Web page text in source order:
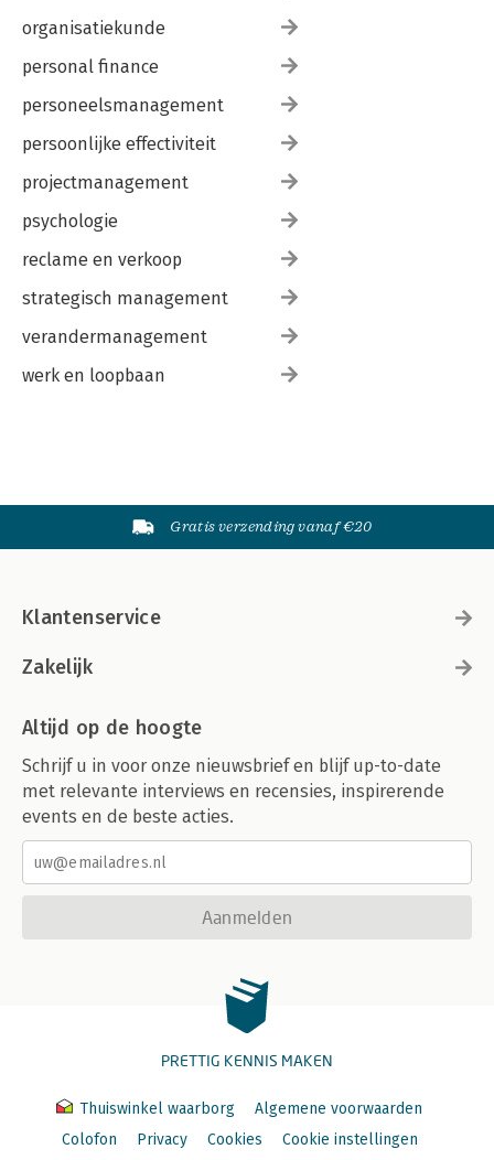
organisatiekunde
personal finance
personeelsmanagement
persoonlijke effectiviteit
projectmanagement
psychologie
reclame en verkoop
strategisch management
verandermanagement
werk en loopbaan
Gratis verzending vanaf €20
Klantenservice
Zakelijk
Altijd op de hoogte
Schrijf u in voor onze nieuwsbrief en blijf up-to-date
met relevante interviews en recensies, inspirerende
events en de beste acties.
Aanmelden
PRETTIG KENNIS MAKEN
Thuiswinkel waarborg
Algemene voorwaarden
Colofon
Privacy Cookies Cookie instellingen